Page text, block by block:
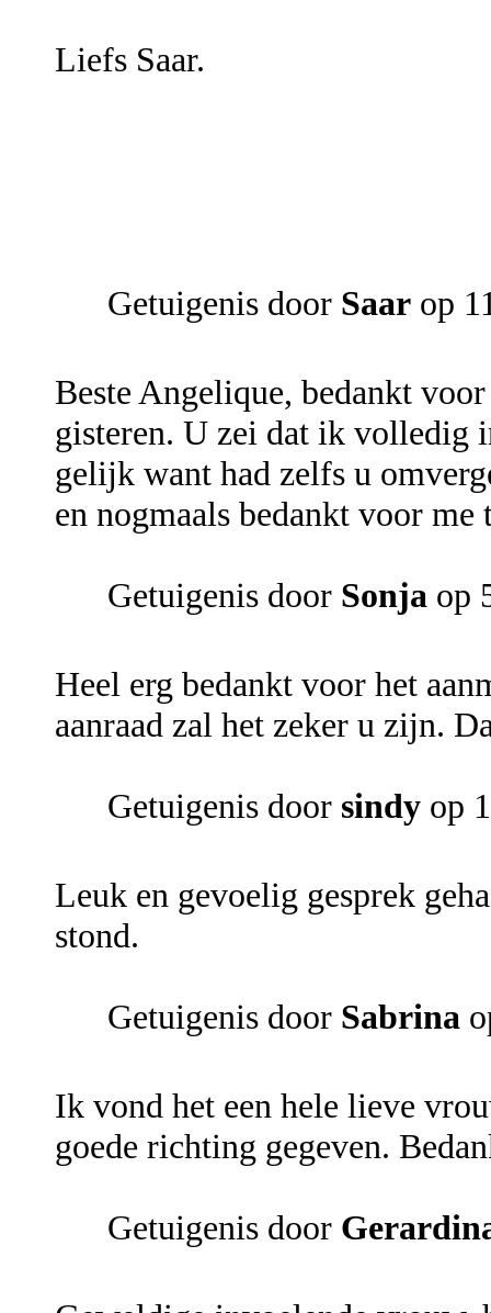
Liefs Saar.
Getuigenis door Saar op
Beste Angelique, bedankt
gisteren. U zei dat ik volledig
gelijk want had zelfs u
en nogmaals bedankt voor
Getuigenis door Sonja op
Heel erg bedankt voor het
aanraad zal het zeker u zijn.
Getuigenis door sindy op
Leuk en gevoelig gesprek
stond.
Getuigenis door Sabrina
Ik vond het een hele lieve
goede richting gegeven.
Getuigenis door